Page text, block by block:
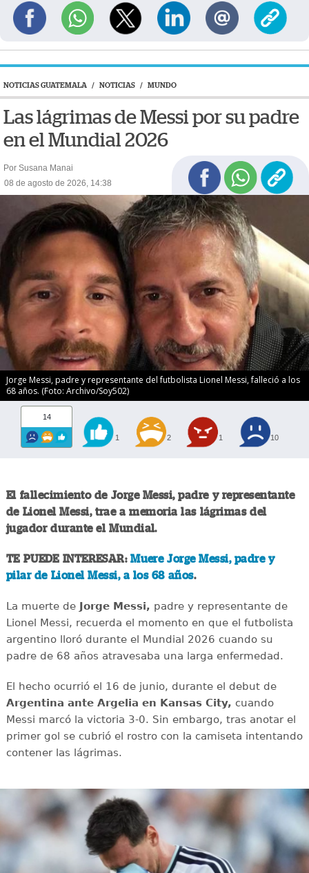
NOTICIAS GUATEMALA / NOTICIAS / MUNDO
Las lágrimas de Messi por su padre
en el Mundial 2026
Por Susana Manai
08 de agosto de 2026, 14:38
Jorge Messi, padre y representante del futbolista Lionel Messi, falleció a los
68 años. (Foto: Archivo/Soy502)
14
1 2 1 10
El fallecimiento de Jorge Messi, padre y representante
de Lionel Messi, trae a memoria las lágrimas del
jugador durante el Mundial.
TE PUEDE INTERESAR:Muere Jorge Messi, padre y
pilar de Lionel Messi, a los 68 años.
La muerte de Jorge Messi, padre y representante de
Lionel Messi, recuerda el momento en que el futbolista
argentino lloró durante el Mundial 2026 cuando su
padre de 68 años atravesaba una larga enfermedad.
El hecho ocurrió el 16 de junio, durante el debut de
Argentina ante Argelia en Kansas City, cuando
Messi marcó la victoria 3-0. Sin embargo, tras anotar el
primer gol se cubrió el rostro con la camiseta intentando
contener las lágrimas.